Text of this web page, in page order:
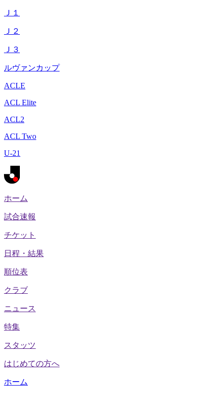
Ｊ１
Ｊ２
Ｊ３
ルヴァンカップ
ACLE
ACL Elite
ACL2
ACL Two
U-21
ホーム
試合速報
チケット
日程・結果
順位表
クラブ
ニュース
特集
スタッツ
はじめての方へ
ホーム